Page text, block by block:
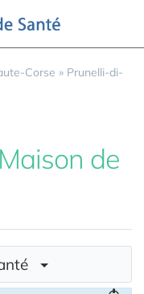
Corse » Prunelli-di-
Maison de